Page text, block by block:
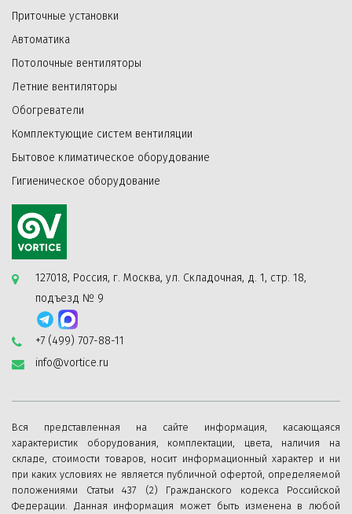
Приточные установки
Автоматика
Потолочные вентиляторы
Летние вентиляторы
Обогреватели
Комплектующие систем вентиляции
Бытовое климатическое оборудование
Гигиеническое оборудование
127018, Россия, г. Москва, ул. Складочная, д. 1, стр. 18,
подъезд № 9
+7 (499) 707-88-11
info@vortice.ru
Вся представленная на сайте информация, касающаяся
характеристик оборудования, комплектации, цвета, наличия на
складе, стоимости товаров, носит информационный характер и ни
при каких условиях не является публичной офертой, определяемой
положениями Статьи 437 (2) Гражданского кодекса Российской
Федерации. Данная информация может быть изменена в любой